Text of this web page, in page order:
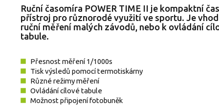
Ruční časomíra POWER TIME II je kompaktní
přístroj pro různorodé využití ve sportu. Je
ruční měření malých závodů, nebo k ovládání
tabule.
Přesnost měření 1/1000s
Tisk výsledů pomocí termotiskárny
Různé režimy měření
Ovládání cílové tabule
Možnost připojení fotobuněk